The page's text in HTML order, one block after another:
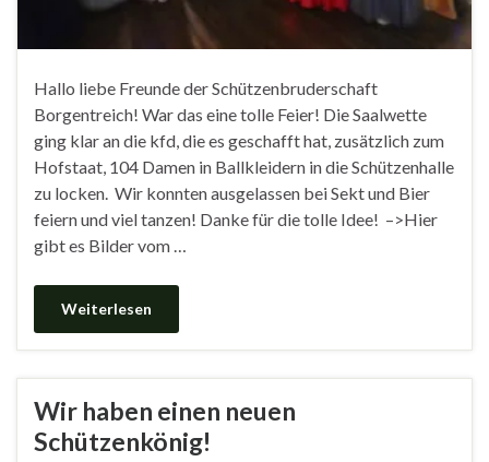
Hallo liebe Freunde der Schützenbruderschaft
Borgentreich! War das eine tolle Feier! Die Saalwette
ging klar an die kfd, die es geschafft hat, zusätzlich zum
Hofstaat, 104 Damen in Ballkleidern in die Schützenhalle
zu locken. Wir konnten ausgelassen bei Sekt und Bier
feiern und viel tanzen! Danke für die tolle Idee! –>Hier
gibt es Bilder vom …
Weiterlesen
Wir haben einen neuen
Schützenkönig!